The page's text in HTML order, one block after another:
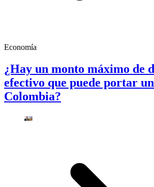
Economía
¿Hay un monto máximo de
efectivo que puede portar
Colombia?